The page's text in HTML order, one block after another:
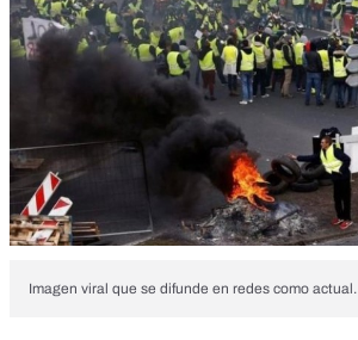
Imagen viral que se difunde en redes como actual.